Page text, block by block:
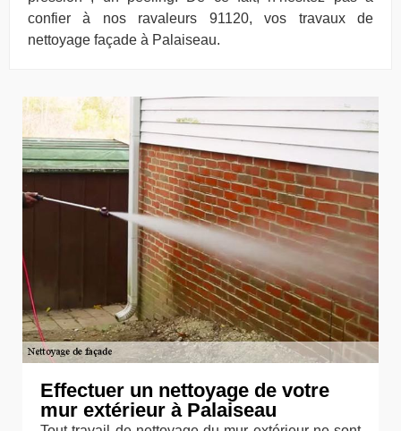
confier à nos ravaleurs 91120, vos travaux de
nettoyage façade à Palaiseau.
Effectuer un nettoyage de votre
mur extérieur à Palaiseau